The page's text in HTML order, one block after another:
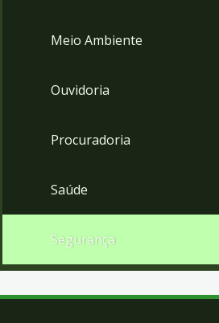
Meio Ambiente
Ouvidoria
Procuradoria
Saúde
Segurança